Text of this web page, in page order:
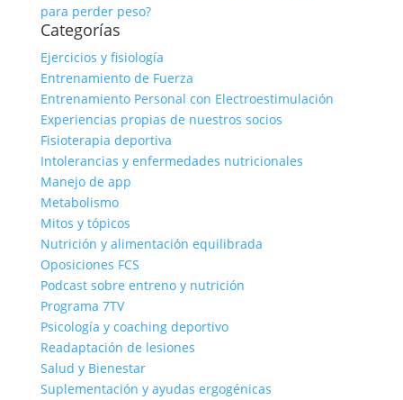
para perder peso?
Categorías
Ejercicios y fisiología
Entrenamiento de Fuerza
Entrenamiento Personal con Electroestimulación
Experiencias propias de nuestros socios
Fisioterapia deportiva
Intolerancias y enfermedades nutricionales
Manejo de app
Metabolismo
Mitos y tópicos
Nutrición y alimentación equilibrada
Oposiciones FCS
Podcast sobre entreno y nutrición
Programa 7TV
Psicología y coaching deportivo
Readaptación de lesiones
Salud y Bienestar
Suplementación y ayudas ergogénicas